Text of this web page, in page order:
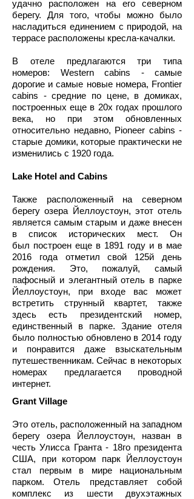
удачно расположен на его северном
берегу. Для того, чтобы можно было
насладиться единением с природой, на
террасе расположены кресла-качалки.
В отеле предлагаются три типа
номеров: Western cabins - самые
дорогие и самые новые номера, Frontier
cabins - средние по цене, в домиках,
построенных еще в 20х годах прошлого
века, но при этом обновленных
относительно недавно, Pioneer cabins -
старые домики, которые практически не
изменились с 1920 года.
Lake Hotel and Cabins
Также расположенный на северном
берегу озера Йеллоустоун, этот отель
является самым старым и даже внесен
в список исторических мест. Он
был построен еще в 1891 году и в мае
2016 года отметил свой 125й день
рождения. Это, пожалуй, самый
пафосный и элегантный отель в парке
Йеллоустоун, при входе вас может
встретить струнный квартет, также
здесь есть президентский номер,
единственный в парке. Здание отеля
было полностью обновлено в 2014 году
и понравится даже взыскательным
путешественникам. Сейчас в некоторых
номерах предлагается проводной
интернет.
Grant Village
Это отель, расположенный на западном
берегу озера Йеллоустоун, назван в
честь Улисса Гранта - 18го президента
США, при котором парк Йеллоустоун
стал первым в мире национальным
парком. Отель представляет собой
комплекс из шести двухэтажных